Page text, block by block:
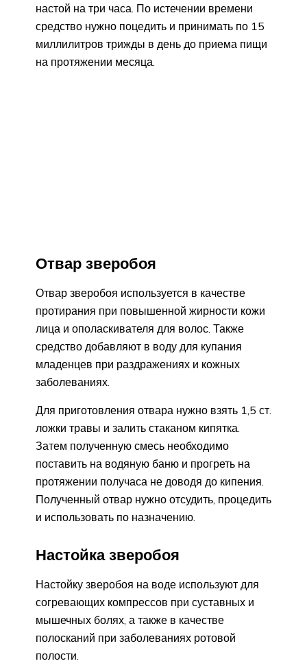
настой на три часа. По истечении времени
средство нужно поцедить и принимать по 15
миллилитров трижды в день до приема пищи
на протяжении месяца.
Отвар зверобоя
Отвар зверобоя используется в качестве
протирания при повышенной жирности кожи
лица и ополаскивателя для волос. Также
средство добавляют в воду для купания
младенцев при раздражениях и кожных
заболеваниях.
Для приготовления отвара нужно взять 1,5 ст.
ложки травы и залить стаканом кипятка.
Затем полученную смесь необходимо
поставить на водяную баню и прогреть на
протяжении получаса не доводя до кипения.
Полученный отвар нужно отсудить, процедить
и использовать по назначению.
Настойка зверобоя
Настойку зверобоя на воде используют для
согревающих компрессов при суставных и
мышечных болях, а также в качестве
полосканий при заболеваниях ротовой
полости.